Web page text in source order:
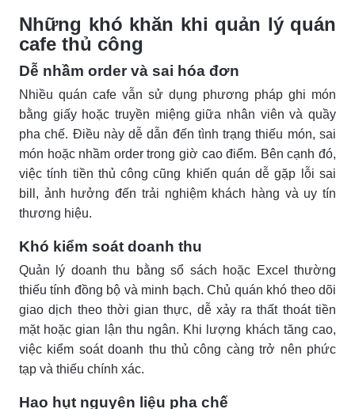
Những khó khăn khi quản lý quán
cafe thủ công
Dễ nhầm order và sai hóa đơn
Nhiều quán cafe vẫn sử dụng phương pháp ghi món
bằng giấy hoặc truyền miệng giữa nhân viên và quầy
pha chế. Điều này dễ dẫn đến tình trạng thiếu món, sai
món hoặc nhầm order trong giờ cao điểm. Bên cạnh đó,
việc tính tiền thủ công cũng khiến quán dễ gặp lỗi sai
bill, ảnh hưởng đến trải nghiệm khách hàng và uy tín
thương hiệu.
Khó kiểm soát doanh thu
Quản lý doanh thu bằng sổ sách hoặc Excel thường
thiếu tính đồng bộ và minh bạch. Chủ quán khó theo dõi
giao dịch theo thời gian thực, dễ xảy ra thất thoát tiền
mặt hoặc gian lận thu ngân. Khi lượng khách tăng cao,
việc kiểm soát doanh thu thủ công càng trở nên phức
tạp và thiếu chính xác.
Hao hụt nguyên liệu pha chế